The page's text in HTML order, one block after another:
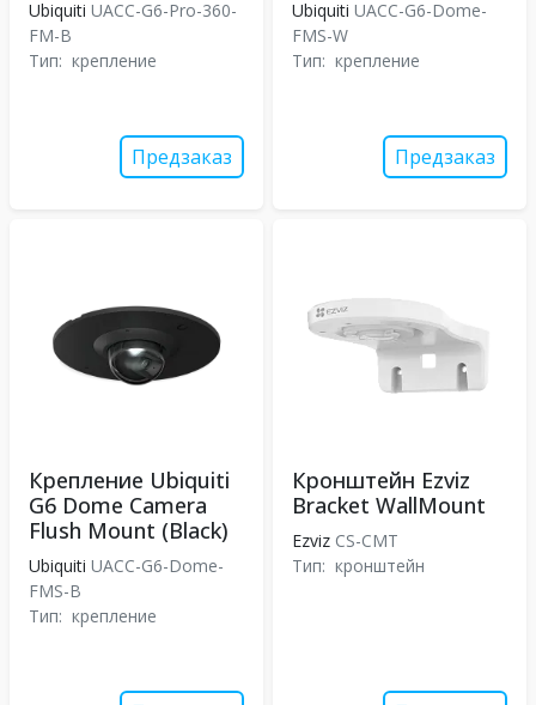
Ubiquiti UACC-G6-Pro-360-
FM-B
Тип: крепление
Предзаказ
Ubiquiti UACC-G6-Dome-
FMS-W
Тип: крепление
Предзаказ
Крепление Ubiquiti
G6 Dome Camera
Flush Mount (Black)
Ubiquiti UACC-G6-Dome-
FMS-B
Тип: крепление
Кронштейн Ezviz
Bracket WallMount
Ezviz CS-CMT
Тип: кронштейн